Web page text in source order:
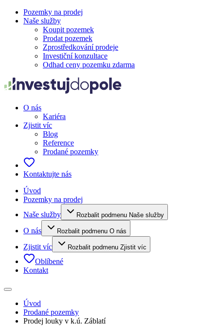
Pozemky na prodej
Naše služby
Koupit pozemek
Prodat pozemek
Zprostředkování prodeje
Investiční konzultace
Odhad ceny pozemku zdarma
O nás
Kariéra
Zjistit víc
Blog
Reference
Prodané pozemky
Kontaktujte nás
Úvod
Pozemky na prodej
Naše služby
Rozbalit podmenu Naše služby
O nás Rozbalit podmenu O nás
Zjistit víc Rozbalit podmenu Zjistit víc
Oblíbené
Kontakt
Úvod
Prodané pozemky
Prodej louky v k.ú. Záblatí